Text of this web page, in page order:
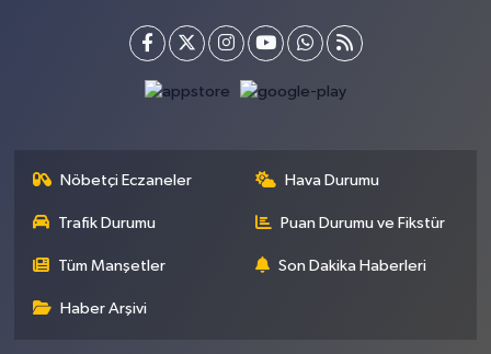
Nöbetçi Eczaneler Hava Durumu
Trafik Durumu Puan Durumu ve Fikstür
Tüm Manşetler Son Dakika Haberleri
Haber Arşivi